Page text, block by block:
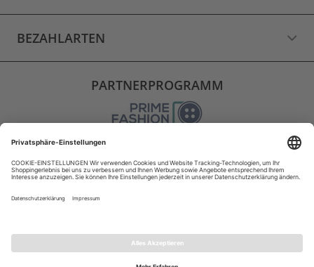
BEZAHLARTEN
PARTNERPROGRAMM
VERSAND
WIDERRUF